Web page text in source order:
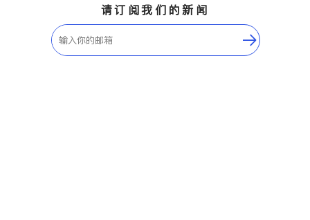
请订阅我们的新闻